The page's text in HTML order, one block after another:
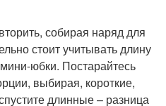
собирая наряд для
стоит учитывать длину
юбки. Постарайтесь
выбирая, короткие,
длинные – разница